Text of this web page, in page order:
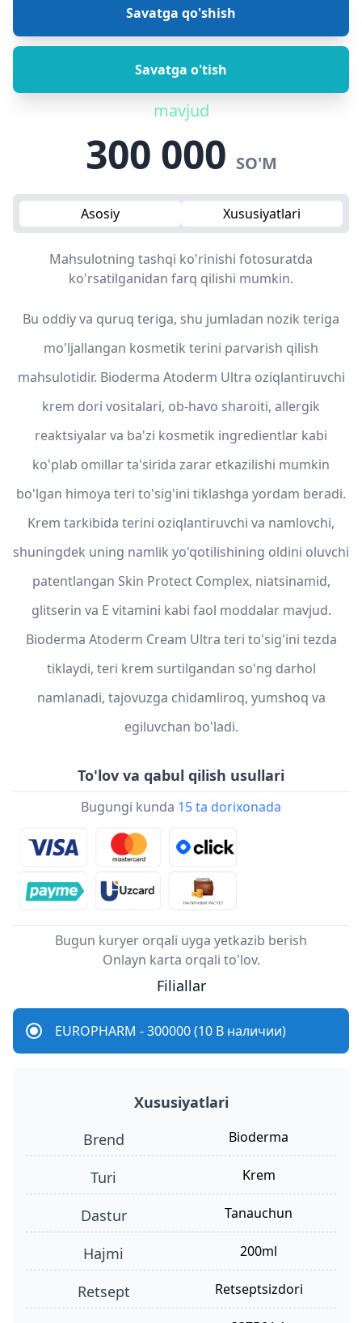
Savatga qo'shish
Savatga o'tish
mavjud
300 000 SO'M
Asosiy Xususiyatlari
Mahsulotning tashqi ko'rinishi fotosuratda
ko'rsatilganidan farq qilishi mumkin.
Bu oddiy va quruq teriga, shu jumladan nozik teriga
mo'ljallangan kosmetik terini parvarish qilish
mahsulotidir. Bioderma Atoderm Ultra oziqlantiruvchi
krem dori vositalari, ob-havo sharoiti, allergik
reaktsiyalar va ba'zi kosmetik ingredientlar kabi
ko'plab omillar ta'sirida zarar etkazilishi mumkin
bo'lgan himoya teri to'sig'ini tiklashga yordam beradi.
Krem tarkibida terini oziqlantiruvchi va namlovchi,
shuningdek uning namlik yo'qotilishining oldini oluvchi
patentlangan Skin Protect Complex, niatsinamid,
glitserin va E vitamini kabi faol moddalar mavjud.
Bioderma Atoderm Cream Ultra teri to'sig'ini tezda
tiklaydi, teri krem surtilgandan so'ng darhol
namlanadi, tajovuzga chidamliroq, yumshoq va
egiluvchan bo'ladi.
To'lov va qabul qilish usullari
Bugungi kunda 15 ta dorixonada
Bugun kuryer orqali uyga yetkazib berish
Onlayn karta orqali to'lov.
Filiallar
EUROPHARM - 300000 (10 В наличии)
Xususiyatlari
Brend
Bioderma
turi krem
dastur tanauchun
hajmi 200ml
retsept retseptsizdori